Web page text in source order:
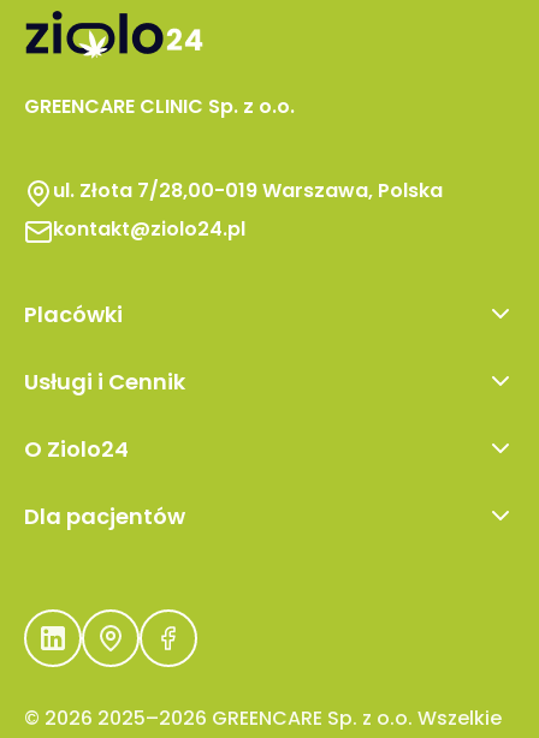
GREENCARE CLINIC Sp. z o.o.
ul. Złota 7/28,00-019 Warszawa, Polska
kontakt@ziolo24.pl
Placówki
Lublin
Kraków
Kielce
Gdynia
Bydgoszcz
Olsztyn
Usługi i Cennik
Wizyta kontrolna
Wizyta przejściowa
O Ziolo24
Blog
Kontakt
Dla pacjentów
Jak udostępnić IKP
Prawa Pacjenta
Polityka Prywatności
© 2026 2025–2026 GREENCARE Sp. z o.o. Wszelkie